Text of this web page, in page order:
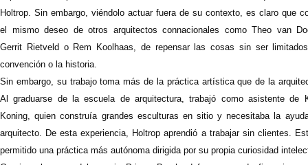
Holtrop. Sin embargo, viéndolo actuar fuera de su contexto, es claro que
el mismo deseo de otros arquitectos connacionales como Theo van
Gerrit Rietveld o Rem Koolhaas, de repensar las cosas sin ser
convención o la historia.
Sin embargo, su trabajo toma más de la práctica artística que de la
Al graduarse de la escuela de arquitectura, trabajó como asistente de
Koning, quien construía grandes esculturas en sitio y necesitaba la
arquitecto. De esta experiencia, Holtrop aprendió a trabajar sin clientes.
permitido una práctica más autónoma dirigida por su propia curiosidad